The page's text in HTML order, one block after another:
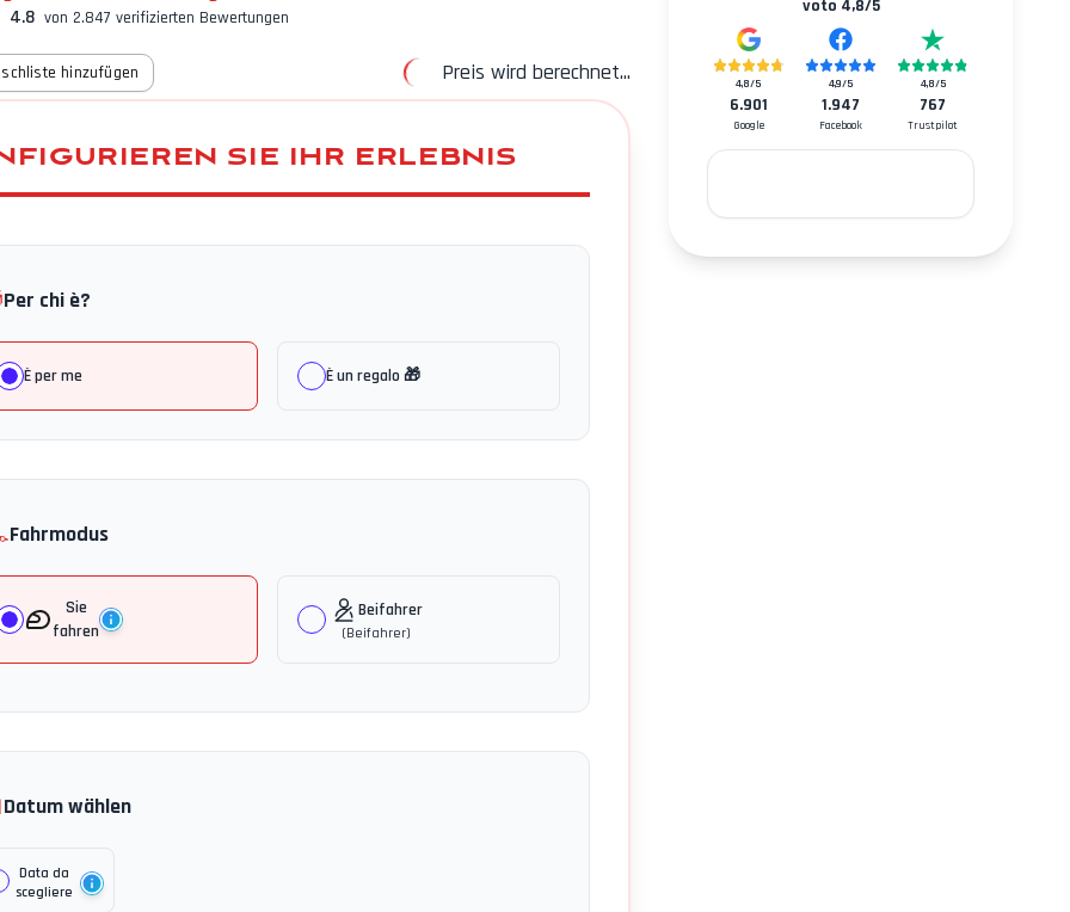
4.8 von 2.847 verifizierten Bewertungen
hinzufügen Preis wird berechnet...
SIE IHR ERLEBNIS
Per chi è?
È per me È un regalo 🎁
Fahrmodus
Sie
fahren
Beifahrer
(Beifahrer)
Datum wählen
Data da
scegliere
voto 4,8/5
4,8/5
6.901
Google
4,9/5
1.947
Facebook
4,8/5
767
Trustpilot